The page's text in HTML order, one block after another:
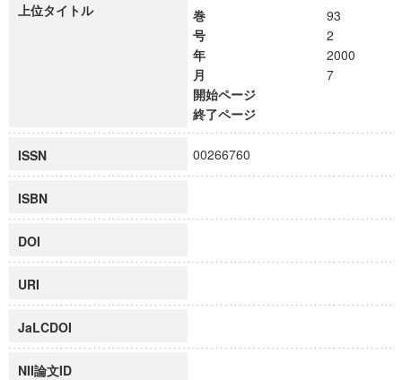
上位タイトル 巻
93
号
2
年
2000
月
7
開始ページ
終了ページ
ISSN 00266760
ISBN
DOI
URI
JaLCDOI
NII論文ID